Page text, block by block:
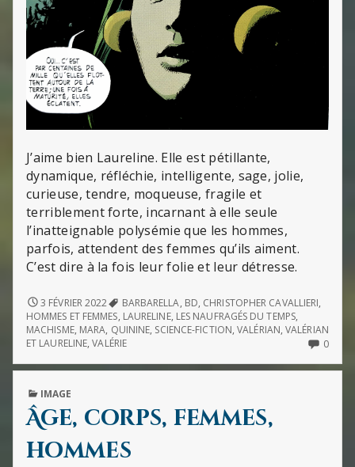
J’aime bien Laureline. Elle est pétillante,
dynamique, réfléchie, intelligente, sage, jolie,
curieuse, tendre, moqueuse, fragile et
terriblement forte, incarnant à elle seule
l’inatteignable polysémie que les hommes,
parfois, attendent des femmes qu’ils aiment.
C’est dire à la fois leur folie et leur détresse.
LAURELINE,
MARA
ET
AUTRES
3 FÉVRIER 2022 BARBARELLA, BD, CHRISTOPHER CAVALLIERI,
HOMMES ET FEMMES, LAURELINE, LES NAUFRAGÉS DU TEMPS,
MACHISME, MARA, QUININE, SCIENCE-FICTION,VALÉRIAN,VALÉRIAN
ET LAURELINE,VALÉRIE 0NO
ON
PUBLISHED
IN
IMAGE
Âge, corps, femmes,
hommes